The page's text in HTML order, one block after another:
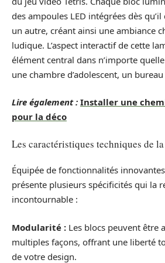
des ampoules LED intégrées dès
un autre, créant ainsi une ambiance
ludique. L’aspect interactif de cette
élément central dans n’importe
une chambre d’adolescent, un
Lire également : Installer une
pour la déco
Les caractéristiques techniques de
Équipée de fonctionnalités
présente plusieurs spécificités qui la
incontournable :
Modularité : Les blocs peuvent être
multiples façons, offrant une liberté
de votre design.